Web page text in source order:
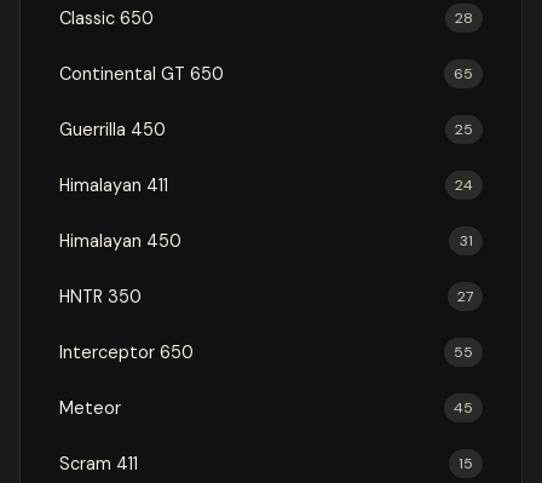
Classic 650 28
Continental GT 650 65
Guerrilla 450 25
Himalayan 411 24
Himalayan 450 31
HNTR 350 27
Interceptor 650 55
Meteor 45
Scram 411 15